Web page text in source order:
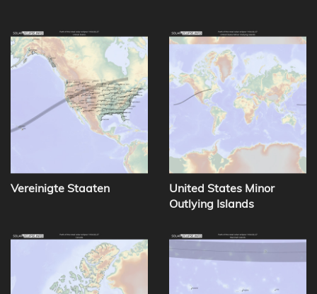
Vereinigte Staaten
United States Minor
Outlying Islands